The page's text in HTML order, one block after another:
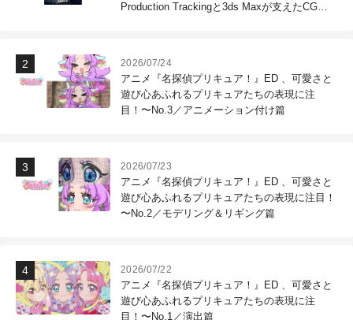
Production Trackingと3ds Maxが支えたCG制
2026/07/24
アニメ『名探偵プリキュア！』ED 、可愛さと
遊び心あふれるプリキュアたちの表現に注
目！〜No.3／アニメーション付け篇
2026/07/23
アニメ『名探偵プリキュア！』ED 、可愛さと
遊び心あふれるプリキュアたちの表現に注目！
〜No.2／モデリング＆リギング篇
2026/07/22
アニメ『名探偵プリキュア！』ED 、可愛さと
遊び心あふれるプリキュアたちの表現に注
目！〜No.1／演出篇